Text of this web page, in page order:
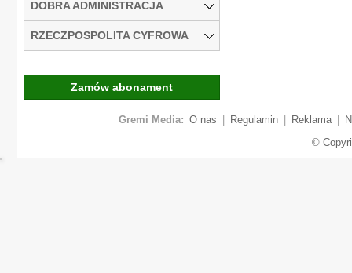
DOBRA ADMINISTRACJA
RZECZPOSPOLITA CYFROWA
Zamów abonament
Gremi Media: O nas Regulamin Reklama
©